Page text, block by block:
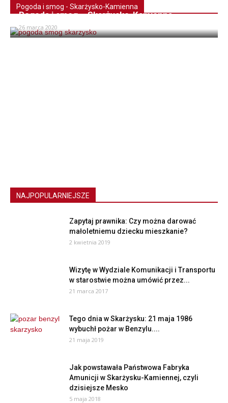
Pogoda i smog - Skarżysko-Kamienna
Pogoda i smog – Skarżysko-Kamienna
26 marca 2020
NAJPOPULARNIEJSZE
Zapytaj prawnika: Czy można darować
małoletniemu dziecku mieszkanie?
2 kwietnia 2019
Wizytę w Wydziale Komunikacji i Transportu
w starostwie można umówić przez...
21 marca 2017
Tego dnia w Skarżysku: 21 maja 1986
wybuchł pożar w Benzylu....
21 maja 2019
Jak powstawała Państwowa Fabryka
Amunicji w Skarżysku-Kamiennej, czyli
dzisiejsze Mesko
5 maja 2018